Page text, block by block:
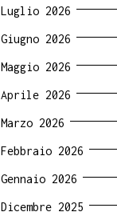
Luglio 2026
Giugno 2026
Maggio 2026
Aprile 2026
Marzo 2026
Febbraio 2026
Gennaio 2026
Dicembre 2025